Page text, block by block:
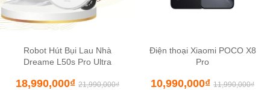
Robot Hút Bụi Lau Nhà
Dreame L50s Pro Ultra
18,990,000₫ 21,990,000₫
Điện thoại Xiaomi POCO X8
Pro
10,990,000₫ 11,990,000₫